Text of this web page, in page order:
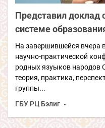
Представил доклад
системе
На завершившейся вчера
научно-практической
родных язуыков народов
теория, практика,
группы...
ГБУ РЦ Бэлиг